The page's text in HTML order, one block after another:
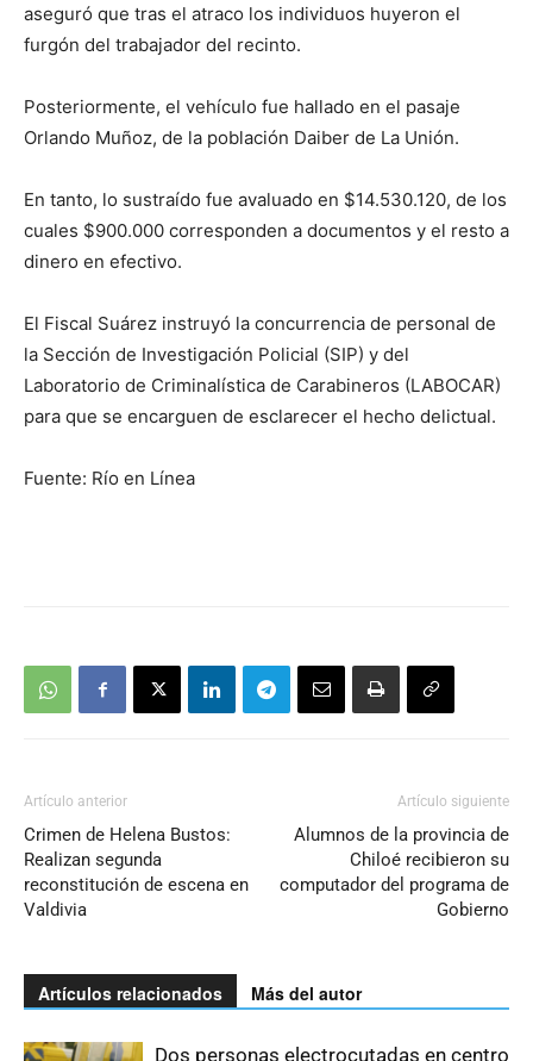
aseguró que tras el atraco los individuos huyeron el
furgón del trabajador del recinto.
Posteriormente, el vehículo fue hallado en el pasaje
Orlando Muñoz, de la población Daiber de La Unión.
En tanto, lo sustraído fue avaluado en $14.530.120, de los
cuales $900.000 corresponden a documentos y el resto a
dinero en efectivo.
El Fiscal Suárez instruyó la concurrencia de personal de
la Sección de Investigación Policial (SIP) y del
Laboratorio de Criminalística de Carabineros (LABOCAR)
para que se encarguen de esclarecer el hecho delictual.
Fuente: Río en Línea
Artículo anterior
Crimen de Helena Bustos:
Realizan segunda
reconstitución de escena en
Valdivia
Artículo siguiente
Alumnos de la provincia de
Chiloé recibieron su
computador del programa de
Gobierno
Artículos relacionados Más del autor
Dos personas electrocutadas en centro